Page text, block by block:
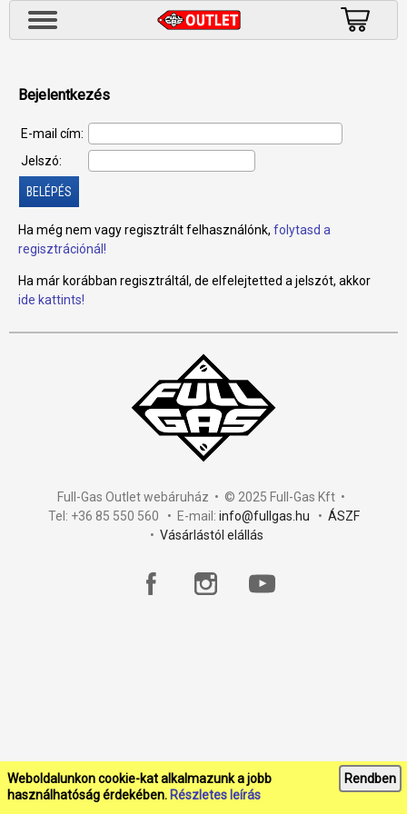
Weboldalunkon cookie-kat alkalmazunk a jobb
használhatóság érdekében. Részletes leírás
Rendben
Bejelentkezés
E-mail cím:
Jelszó:
Ha még nem vagy regisztrált felhasználónk, folytasd a
regisztrációnál!
Ha már korábban regisztráltál, de elfelejtetted a jelszót, akkor
ide kattints!
Full-Gas Outlet webáruház • © 2025 Full-Gas Kft •
Tel: +36 85 550 560 • E-mail: info@fullgas.hu • ÁSZF
• Vásárlástól elállás